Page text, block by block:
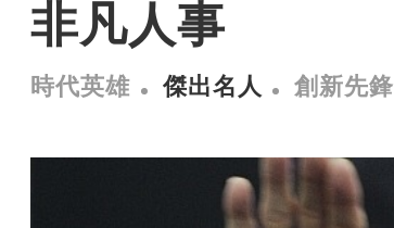
非凡人事
時代英雄 傑出名人 創新先鋒